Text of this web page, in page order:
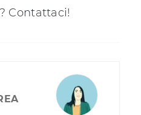
Contattaci!